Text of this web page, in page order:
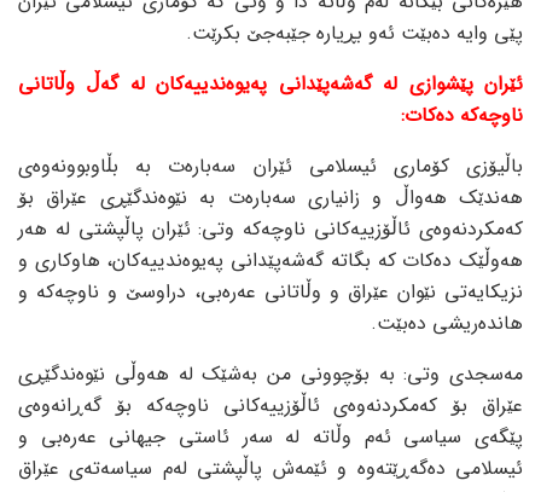
پێی وایە دەبێت ئەو بڕیارە جێبەجێ بکرێت.
ئێران پێشوازی لە گەشەپێدانی پەیوەندییەکان لە گەڵ وڵاتانی
ناوچەکە دەکات:
باڵیۆزی کۆماری ئیسلامی ئێران سەبارەت بە بڵاوبوونەوەی
هەندێک هەواڵ و زانیاری سەبارەت بە نێوەندگێڕی عێراق بۆ
کەمکردنەوەی ئاڵۆزییەکانی ناوچەکە وتی: ئێران پاڵپشتی لە هەر
هەوڵێک دەکات کە بگاتە گەشەپێدانی پەیوەندییەکان، هاوکاری و
نزیکایەتی نێوان عێراق و وڵاتانی عەرەبی، دراوسێ و ناوچەکە و
هاندەریشی دەبێت.
مەسجدی وتی: بە بۆچوونی من بەشێک لە هەوڵی نێوەندگێڕی
عێراق بۆ کەمکردنەوەی ئاڵۆزییەکانی ناوچەکە بۆ گەڕانەوەی
پێگەی سیاسی ئەم وڵاتە لە سەر ئاستی جیهانی عەرەبی و
ئیسلامی دەگەڕێتەوە و ئێمەش پاڵپشتی لەم سیاسەتەی عێراق